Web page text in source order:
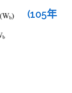
(105年